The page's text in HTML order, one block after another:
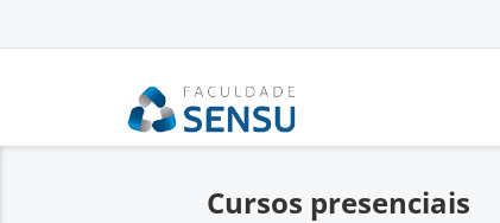
Cursos presenciais